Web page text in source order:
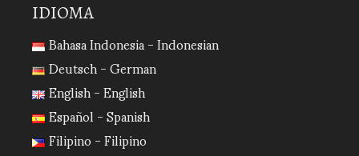
IDIOMA
Bahasa Indonesia - Indonesian
Deutsch - German
English - English
Español - Spanish
Filipino - Filipino